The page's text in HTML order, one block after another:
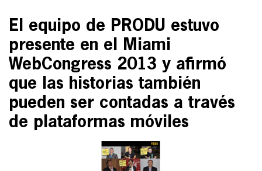
El equipo de PRODU estuvo
presente en el Miami
WebCongress 2013 y afirmó
que las historias también
pueden ser contadas a través
de plataformas móviles